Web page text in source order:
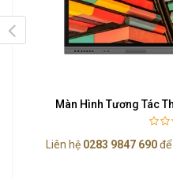
Màn Hình Tương Tác
Liên hệ 0283 9847 690để